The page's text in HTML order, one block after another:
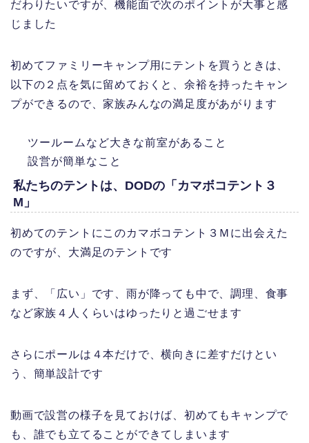
だわりたいですが、機能面で次のポイントが大事と感
じました
初めてファミリーキャンプ用にテントを買うときは、
以下の２点を気に留めておくと、余裕を持ったキャン
プができるので、家族みんなの満足度があがります
ツールームなど大きな前室があること
設営が簡単なこと
私たちのテントは、DODの「カマボコテント３
M」
初めてのテントにこのカマボコテント３Ｍに出会えた
のですが、大満足のテントです
まず、「広い」です、雨が降っても中で、調理、食事
など家族４人くらいはゆったりと過ごせます
さらにポールは４本だけで、横向きに差すだけとい
う、簡単設計です
動画で設営の様子を見ておけば、初めてもキャンプで
も、誰でも立てることができてしまいます